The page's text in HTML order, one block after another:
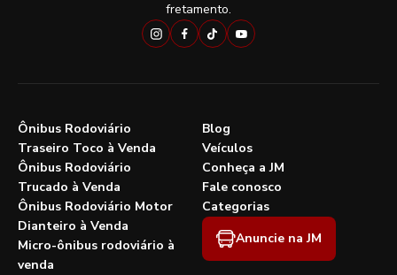
fretamento.
Ônibus Rodoviário
Traseiro Toco à Venda
Ônibus Rodoviário
Trucado à Venda
Ônibus Rodoviário Motor
Dianteiro à Venda
Micro-ônibus rodoviário à
venda
Blog
Veículos
Conheça a JM
Fale conosco
Categorias
Anuncie na JM